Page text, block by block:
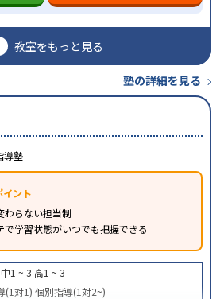
教室をもっと見る
塾の詳細を見る
導塾
ント
わらない担当制
で学習状態がいつでも把握できる
中1 ~ 3 高1 ~ 3
(1対1) 個別指導(1対2~)